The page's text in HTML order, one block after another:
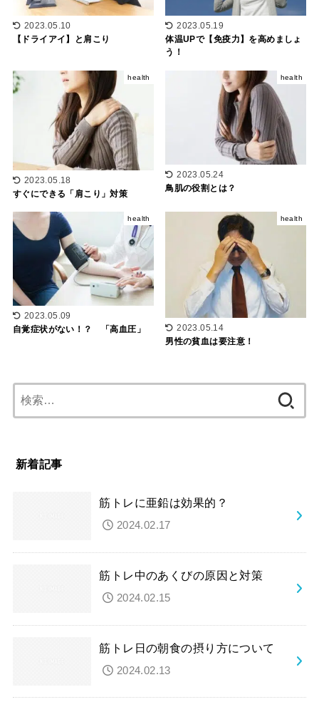
2023.05.10
【ドライアイ】と肩こり
2023.05.19
体温UPで【免疫力】を高めましょ
う！
health
2023.05.18
すぐにできる「肩こり」対策
health
2023.05.24
鳥肌の役割とは？
health
2023.05.09
自覚症状がない！？ 「高血圧」
health
2023.05.14
男性の貧血は要注意！
索:
新着記事
筋トレに亜鉛は効果的？
2024.02.17
筋トレ中のあくびの原因と対策
2024.02.15
筋トレ日の朝食の摂り方について
2024.02.13